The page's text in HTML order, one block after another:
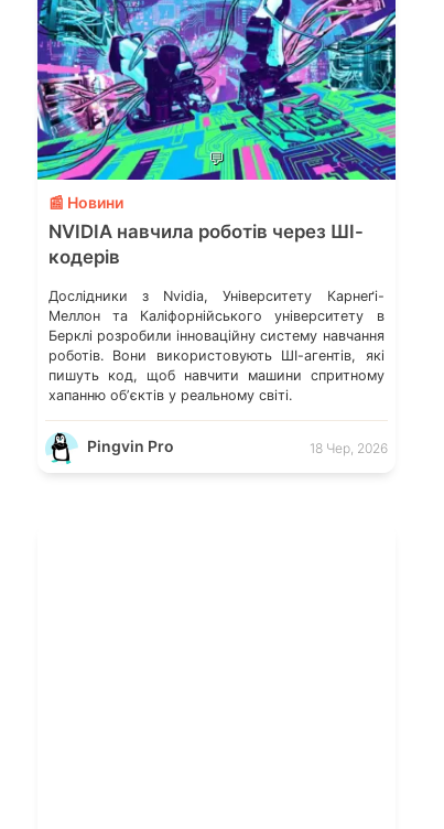
💬
📰 Новини
NVIDIA навчила роботів через ШІ-
кодерів
Дослідники з Nvidia, Університету Карнеґі-
Меллон та Каліфорнійського університету в
Берклі розробили інноваційну систему навчання
роботів. Вони використовують ШІ-агентів, які
пишуть код, щоб навчити машини спритному
хапанню обʼєктів у реальному світі.
Pingvin Pro 18 Чер, 2026